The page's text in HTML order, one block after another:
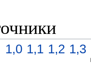
1,0 1,1 1,2 1,3